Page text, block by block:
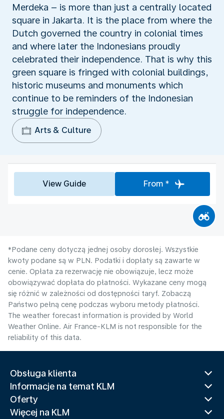
Merdeka – is more than just a centrally located
square in Jakarta. It is the place from where the
Dutch governed the country in colonial times
and where later the Indonesians proudly
celebrated their independence. That is why this
green square is fringed with colonial buildings,
historic museums and monuments which
continue to be reminders of the Indonesian
struggle for independence.
Arts & Culture
View Guide From *
*Podane ceny dotyczą jednej osoby dorosłej. Wszystkie
kwoty podane są w PLN. Podatki i dopłaty są zawarte w
cenie. Opłata za rezerwację nie obowiązuje, lecz może
obowiązywać dopłata do płatności. Wykazane ceny mogą
się różnić w zależności od dostępności taryf. Zobaczą
Państwo pełną cenę podczas wyboru metody płatności.
The weather forecast information is provided by World
Weather Online. Air France-KLM is not responsible for the
reliability of this data.
Obsługa klienta
Informacje na temat KLM
Oferty
Więcej na KLM